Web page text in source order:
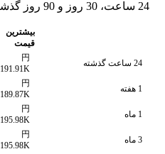
24 ساعت، 30 روز و 90 روز گذشته.
بیشترین
قیمت
24 ساعت گذشته
円
191.91K
1 هفته
円
189.87K
1 ماه
円
195.98K
3 ماه
円
195.98K